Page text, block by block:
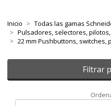
Inicio
Todas las gamas
Pulsadores, selectores,
22 mm Pushbuttons, switches,
Filtrar